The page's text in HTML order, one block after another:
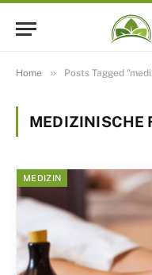
Home » Posts Tagged
MEDIZINISCHE
MEDIZIN